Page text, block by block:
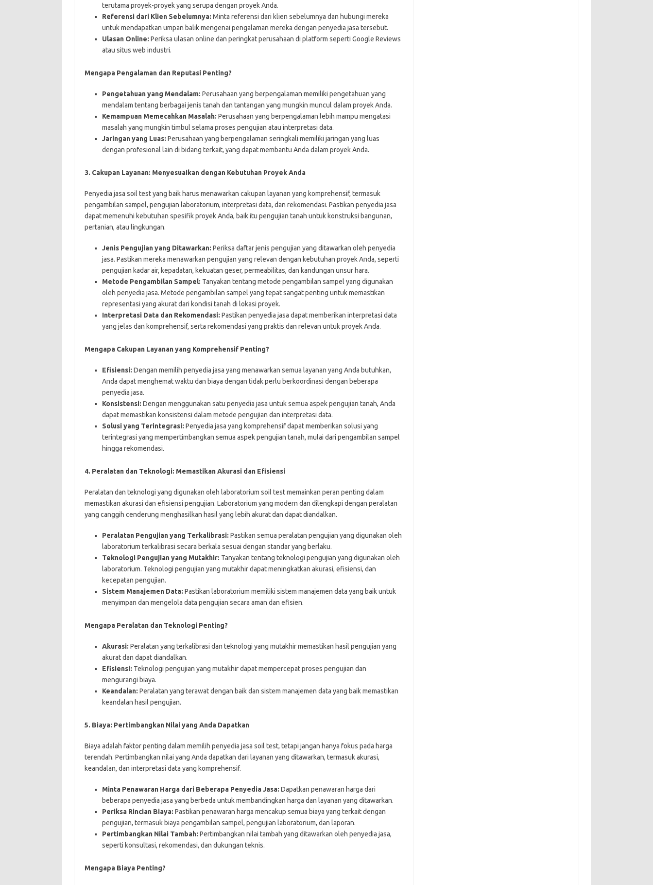
terutama proyek-proyek yang serupa dengan proyek Anda.
Referensi dari Klien Sebelumnya: Minta referensi dari klien sebelumnya dan hubungi mereka
untuk mendapatkan umpan balik mengenai pengalaman mereka dengan penyedia jasa tersebut.
Ulasan Online: Periksa ulasan online dan peringkat perusahaan di platform seperti Google Reviews
atau situs web industri.
Mengapa Pengalaman dan Reputasi Penting?
Pengetahuan yang Mendalam: Perusahaan yang berpengalaman memiliki pengetahuan yang
mendalam tentang berbagai jenis tanah dan tantangan yang mungkin muncul dalam proyek Anda.
Kemampuan Memecahkan Masalah: Perusahaan yang berpengalaman lebih mampu mengatasi
masalah yang mungkin timbul selama proses pengujian atau interpretasi data.
Jaringan yang Luas: Perusahaan yang berpengalaman seringkali memiliki jaringan yang luas
dengan profesional lain di bidang terkait, yang dapat membantu Anda dalam proyek Anda.
3. Cakupan Layanan: Menyesuaikan dengan Kebutuhan Proyek Anda
Penyedia jasa soil test yang baik harus menawarkan cakupan layanan yang komprehensif, termasuk
pengambilan sampel, pengujian laboratorium, interpretasi data, dan rekomendasi. Pastikan penyedia jasa
dapat memenuhi kebutuhan spesifik proyek Anda, baik itu pengujian tanah untuk konstruksi bangunan,
pertanian, atau lingkungan.
Jenis Pengujian yang Ditawarkan: Periksa daftar jenis pengujian yang ditawarkan oleh penyedia
jasa. Pastikan mereka menawarkan pengujian yang relevan dengan kebutuhan proyek Anda, seperti
pengujian kadar air, kepadatan, kekuatan geser, permeabilitas, dan kandungan unsur hara.
Metode Pengambilan Sampel: Tanyakan tentang metode pengambilan sampel yang digunakan
oleh penyedia jasa. Metode pengambilan sampel yang tepat sangat penting untuk memastikan
representasi yang akurat dari kondisi tanah di lokasi proyek.
Interpretasi Data dan Rekomendasi: Pastikan penyedia jasa dapat memberikan interpretasi data
yang jelas dan komprehensif, serta rekomendasi yang praktis dan relevan untuk proyek Anda.
Mengapa Cakupan Layanan yang Komprehensif Penting?
Efisiensi: Dengan memilih penyedia jasa yang menawarkan semua layanan yang Anda butuhkan,
Anda dapat menghemat waktu dan biaya dengan tidak perlu berkoordinasi dengan beberapa
penyedia jasa.
Konsistensi: Dengan menggunakan satu penyedia jasa untuk semua aspek pengujian tanah, Anda
dapat memastikan konsistensi dalam metode pengujian dan interpretasi data.
Solusi yang Terintegrasi: Penyedia jasa yang komprehensif dapat memberikan solusi yang
terintegrasi yang mempertimbangkan semua aspek pengujian tanah, mulai dari pengambilan sampel
hingga rekomendasi.
4. Peralatan dan Teknologi: Memastikan Akurasi dan Efisiensi
Peralatan dan teknologi yang digunakan oleh laboratorium soil test memainkan peran penting dalam
memastikan akurasi dan efisiensi pengujian. Laboratorium yang modern dan dilengkapi dengan peralatan
yang canggih cenderung menghasilkan hasil yang lebih akurat dan dapat diandalkan.
Peralatan Pengujian yang Terkalibrasi: Pastikan semua peralatan pengujian yang digunakan oleh
laboratorium terkalibrasi secara berkala sesuai dengan standar yang berlaku.
Teknologi Pengujian yang Mutakhir: Tanyakan tentang teknologi pengujian yang digunakan oleh
laboratorium. Teknologi pengujian yang mutakhir dapat meningkatkan akurasi, efisiensi, dan
kecepatan pengujian.
Sistem Manajemen Data: Pastikan laboratorium memiliki sistem manajemen data yang baik untuk
menyimpan dan mengelola data pengujian secara aman dan efisien.
Mengapa Peralatan dan Teknologi Penting?
Akurasi: Peralatan yang terkalibrasi dan teknologi yang mutakhir memastikan hasil pengujian yang
akurat dan dapat diandalkan.
Efisiensi: Teknologi pengujian yang mutakhir dapat mempercepat proses pengujian dan
mengurangi biaya.
Keandalan: Peralatan yang terawat dengan baik dan sistem manajemen data yang baik memastikan
keandalan hasil pengujian.
5. Biaya: Pertimbangkan Nilai yang Anda Dapatkan
Biaya adalah faktor penting dalam memilih penyedia jasa soil test, tetapi jangan hanya fokus pada harga
terendah. Pertimbangkan nilai yang Anda dapatkan dari layanan yang ditawarkan, termasuk akurasi,
keandalan, dan interpretasi data yang komprehensif.
Minta Penawaran Harga dari Beberapa Penyedia Jasa: Dapatkan penawaran harga dari
beberapa penyedia jasa yang berbeda untuk membandingkan harga dan layanan yang ditawarkan.
Periksa Rincian Biaya: Pastikan penawaran harga mencakup semua biaya yang terkait dengan
pengujian, termasuk biaya pengambilan sampel, pengujian laboratorium, dan laporan.
Pertimbangkan Nilai Tambah: Pertimbangkan nilai tambah yang ditawarkan oleh penyedia jasa,
seperti konsultasi, rekomendasi, dan dukungan teknis.
Mengapa Biaya Penting?